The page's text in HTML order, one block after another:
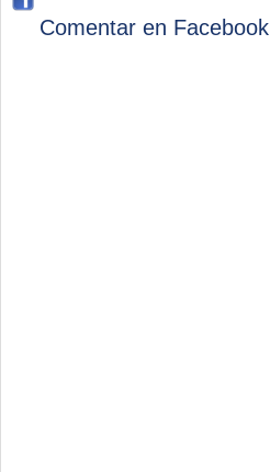
Comentar en Facebook